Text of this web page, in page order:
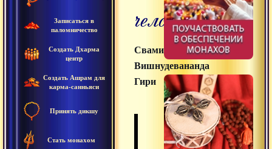
Записаться в
паломничество
Создать Дхарма
центр
Создать Ашрам для
карма-санньяси
Принять дикшу
Стать монахом
человека?
Свами
Вишнудевананда
Гири